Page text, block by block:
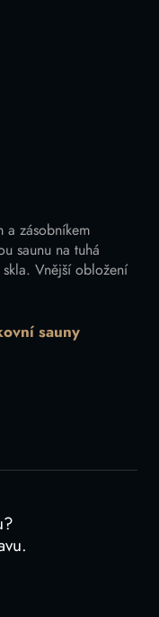
a zásobníkem
saunu na tuhá
Vnější obložení
sauny